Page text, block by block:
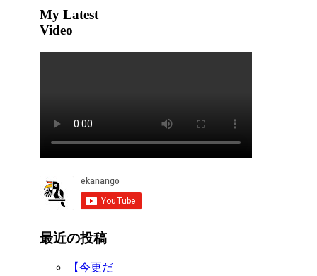
My Latest
Video
最近の投稿
【今更だ